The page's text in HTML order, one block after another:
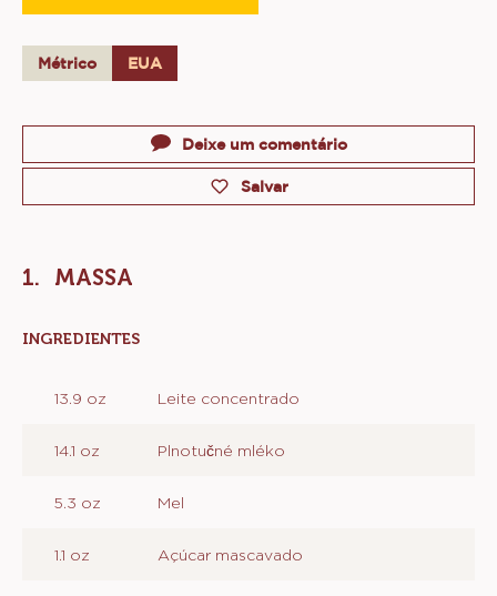
Métrico EUA
Deixe um comentário
Salvar
MASSA
INGREDIENTES
13.9 oz Leite concentrado
14.1 oz Plnotučné mléko
5.3 oz Mel
1.1 oz Açúcar mascavado